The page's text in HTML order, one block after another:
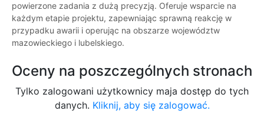
powierzone zadania z dużą precyzją. Oferuje wsparcie na
każdym etapie projektu, zapewniając sprawną reakcję w
przypadku awarii i operując na obszarze województw
mazowieckiego i lubelskiego.
Oceny na poszczególnych stronach
Tylko zalogowani użytkownicy maja dostęp do tych
danych. Kliknij, aby się zalogować.